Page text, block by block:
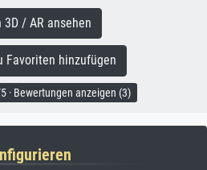
3D / AR ansehen
hinzufügen
· Bewertungen anzeigen (3)